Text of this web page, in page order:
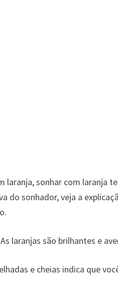
laranja, sonhar com laranja
do sonhador, veja a
laranjas são brilhantes e
e cheias indica que